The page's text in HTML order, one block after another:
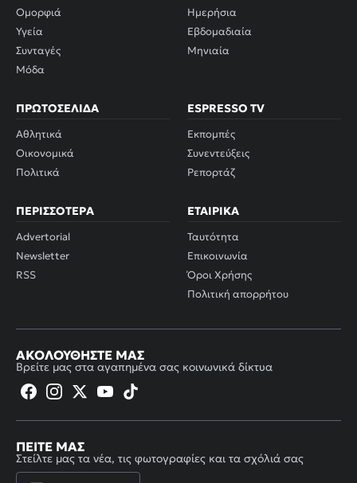
Ομορφιά
Υγεία
Συνταγές
Μόδα
Ημερήσια
Εβδομαδιαία
Μηνιαία
ΠΡΩΤΟΣΈΛΙΔΑ
Αθλητικά
Οικονομικά
Πολιτικά
ESPRESSO TV
Εκπομπές
Συνεντεύξεις
Ρεπορτάζ
ΠΕΡΙΣΣΌΤΕΡΑ
Advertorial
Newsletter
RSS
ΕΤΑΙΡΙΚΆ
Ταυτότητα
Επικοινωνία
Όροι Χρήσης
Πολιτική απορρήτου
ΑΚΟΛΟΥΘΉΣΤΕ ΜΑΣ
Βρείτε μας στα αγαπημένα σας κοινωνικά δίκτυα
ΠΕΊΤΕ ΜΑΣ
Στείλτε μας τα νέα, τις φωτογραφίες και τα σχόλιά σας